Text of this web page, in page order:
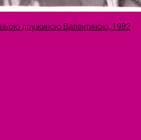
дружиною Валентиною, 1982